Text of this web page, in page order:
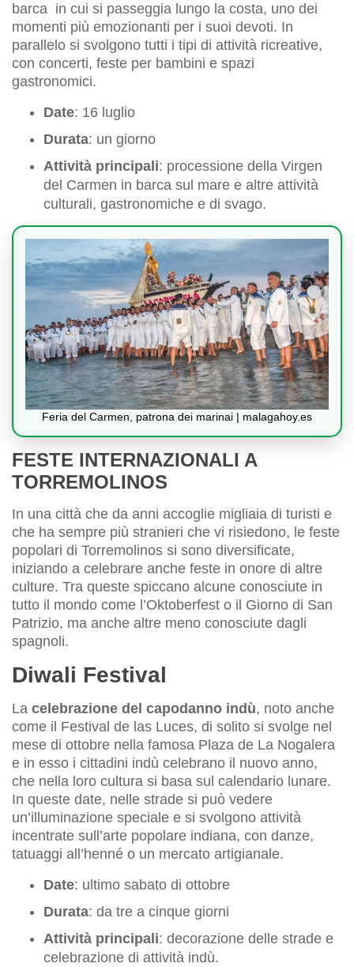
barca in cui si passeggia lungo la costa, uno dei
momenti più emozionanti per i suoi devoti. In
parallelo si svolgono tutti i tipi di attività ricreative,
con concerti, feste per bambini e spazi
gastronomici.
Date: 16 luglio
Durata: un giorno
Attività principali: processione della Virgen
del Carmen in barca sul mare e altre attività
culturali, gastronomiche e di svago.
Feria del Carmen, patrona dei marinai | malagahoy.es
FESTE INTERNAZIONALI A
TORREMOLINOS
In una città che da anni accoglie migliaia di turisti e
che ha sempre più stranieri che vi risiedono, le feste
popolari di Torremolinos si sono diversificate,
iniziando a celebrare anche feste in onore di altre
culture. Tra queste spiccano alcune conosciute in
tutto il mondo come l’Oktoberfest o il Giorno di San
Patrizio, ma anche altre meno conosciute dagli
spagnoli.
Diwali Festival
La celebrazione del capodanno indù, noto anche
come il Festival de las Luces, di solito si svolge nel
mese di ottobre nella famosa Plaza de La Nogalera
e in esso i cittadini indù celebrano il nuovo anno,
che nella loro cultura si basa sul calendario lunare.
In queste date, nelle strade si può vedere
un’illuminazione speciale e si svolgono attività
incentrate sull’arte popolare indiana, con danze,
tatuaggi all’henné o un mercato artigianale.
Date: ultimo sabato di ottobre
Durata: da tre a cinque giorni
Attività principali: decorazione delle strade e
celebrazione di attività indù.